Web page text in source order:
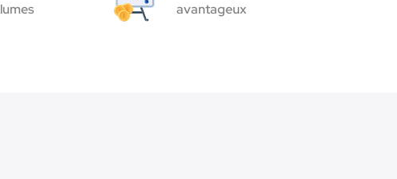
avantageux